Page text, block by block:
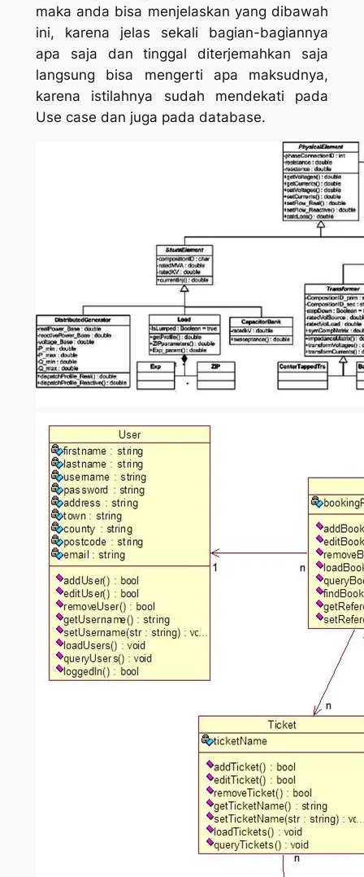
maka anda bisa menjelaskan yang dibawah
ini, karena jelas sekali bagian-bagiannya
apa saja dan tinggal diterjemahkan saja
langsung bisa mengerti apa maksudnya,
karena istilahnya sudah mendekati pada
Use case dan juga pada database.